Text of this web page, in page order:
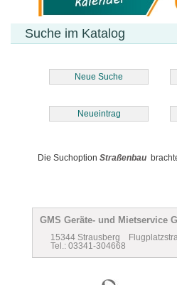
Suche im Katalog
Neue Suche
Neueintrag
Die Suchoption Straßenbau
GMS Geräte- und Mietservice
15344 Strausberg
Tel.: 03341-304668